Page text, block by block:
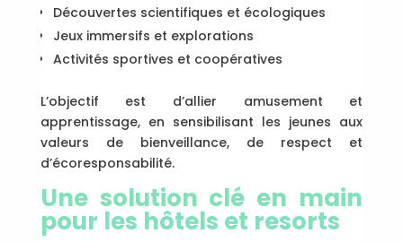
Découvertes scientifiques et écologiques
Jeux immersifs et explorations
Activités sportives et coopératives
L’objectif est d’allier amusement et
apprentissage, en sensibilisant les jeunes aux
valeurs de bienveillance, de respect et
d’écoresponsabilité.
Une solution clé en main
pour les hôtels et resorts